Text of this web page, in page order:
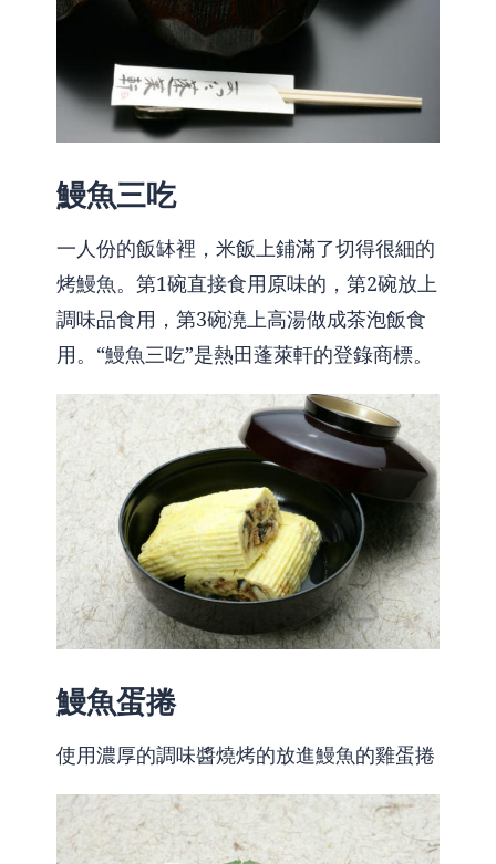
鰻魚三吃
一人份的飯缽裡，米飯上鋪滿了切得很細的
烤鰻魚。第1碗直接食用原味的，第2碗放上
調味品食用，第3碗澆上高湯做成茶泡飯食
用。“鰻魚三吃”是熱田蓬萊軒的登錄商標。
鰻魚蛋捲
使用濃厚的調味醬燒烤的放進鰻魚的雞蛋捲